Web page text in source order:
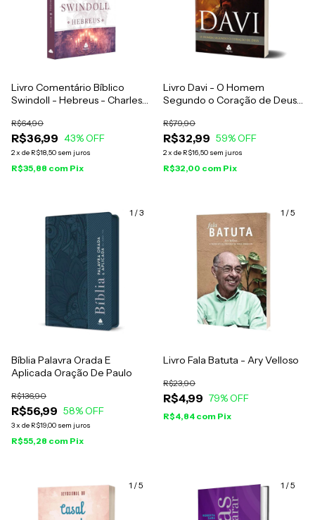
Livro Comentário Bíblico
Swindoll - Hebreus - Charles
R$36,99
R$64,90
43% OFF
2x de R$18,50 sem juros
R$35,88 com Pix
Livro Davi - O Homem
Segundo o Coração de Deus -
R$32,99
R$79,90
59% OFF
2x de R$16,50 sem juros
R$32,00 com Pix
1 /3
Bíblia Palavra Orada E
Aplicada Oração De Paulo
R$56,99
R$136,90
58% OFF
3x de R$19,00 sem juros
R$55,28 com Pix
1 /5
Livro Fala Batuta - Ary Velloso
R$4,99
R$23,90
79% OFF
R$4,84 com Pix
1 /5 1 /5